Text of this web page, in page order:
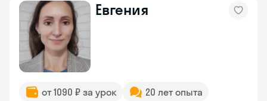
Евгения
от 1090 ₽ за урок 20 лет опыта